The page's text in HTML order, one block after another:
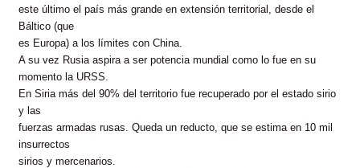
este último el país más grande en extensión territorial, desde el
Báltico (que
es Europa) a los límites con China.
A su vez Rusia aspira a ser potencia mundial como lo fue en su
momento la URSS.
En Siria más del 90% del territorio fue recuperado por el estado sirio
y las
fuerzas armadas rusas. Queda un reducto, que se estima en 10 mil
insurrectos
sirios y mercenarios.